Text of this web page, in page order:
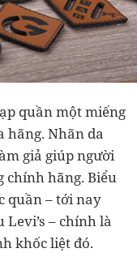
quần một miếng
hãng. Nhãn da
giả giúp người
chính hãng. Biểu
quần – tới nay
– chính là
khốc liệt đó.